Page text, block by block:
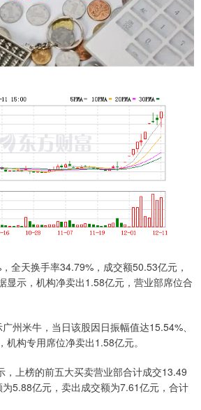
全天换手率34.79%，成交额50.53亿元，
显示，机构净卖出1.58亿元，营业部席位合
米牛，当日该股因日振幅值达15.54%、
构专用席位净卖出1.58亿元。
，上榜的前五大买卖营业部合计成交13.49
5.88亿元，卖出成交额为7.61亿元，合计